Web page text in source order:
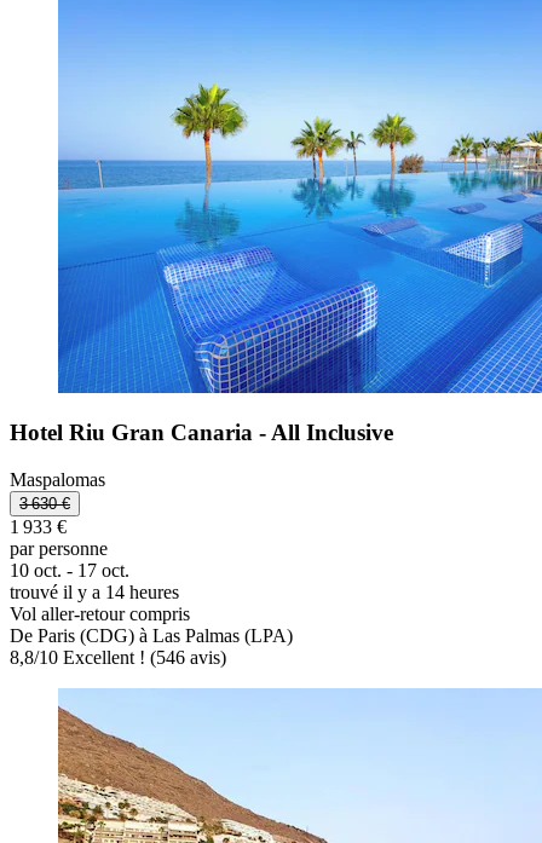
Hotel Riu Gran Canaria - All Inclusive
Maspalomas
3 630 €
1 933 €
par personne
10 oct. - 17 oct.
trouvé il y a 14 heures
Vol aller-retour compris
De Paris (CDG) à Las Palmas (LPA)
8,8/10 Excellent ! (546 avis)